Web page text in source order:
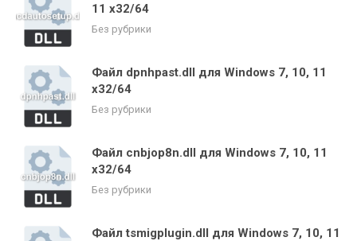
11 x32/64
Без рубрики
Файл dpnhpast.dll для Windows 7, 10, 11
x32/64
Без рубрики
Файл cnbjop8n.dll для Windows 7, 10, 11
x32/64
Без рубрики
Файл tsmigplugin.dll для Windows 7, 10, 11